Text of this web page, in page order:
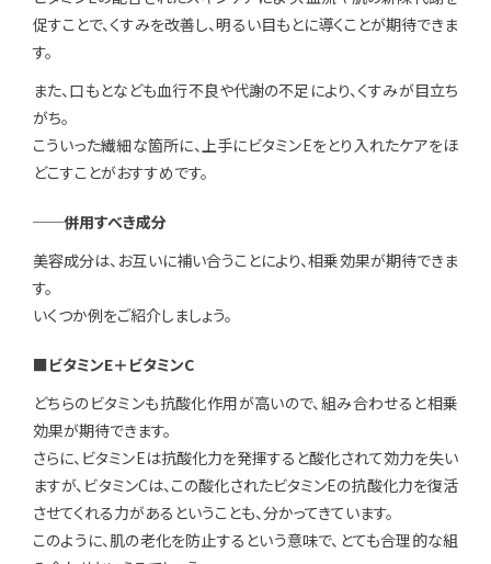
促すことで、くすみを改善し、明るい目もとに導くことが期待できま
す。
また、口もとなども血行不良や代謝の不足により、くすみが目立ち
がち。
こういった繊細な箇所に、上手にビタミンEをとり入れたケアをほ
どこすことがおすすめです。
──併用すべき成分
美容成分は、お互いに補い合うことにより、相乗効果が期待できま
す。
いくつか例をご紹介しましょう。
■ビタミンE＋ビタミンC
どちらのビタミンも抗酸化作用が高いので、組み合わせると相乗
効果が期待できます。
さらに、ビタミンEは抗酸化力を発揮すると酸化されて効力を失い
ますが、ビタミンCは、この酸化されたビタミンEの抗酸化力を復活
させてくれる力があるということも、分かってきています。
このように、肌の老化を防止するという意味で、とても合理的な組